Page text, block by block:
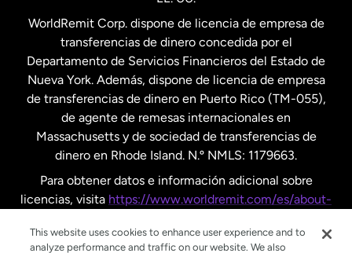
Suecia
WorldRemit Corp. dispone de licencia de empresa de
transferencias de dinero concedida por el
Departamento de Servicios Financieros del Estado de
Nueva York. Además, dispone de licencia de empresa
de transferencias de dinero en Puerto Rico (TM-055),
de agente de remesas internacionales en
Massachusetts y de sociedad de transferencias de
dinero en Rhode Island. N.º NMLS: 1179663.
Para obtener datos e información adicional sobre
licencias, visita https://www.worldremit.com/es/about-
This website uses cookies to enhance user experience and to
analyze performance and traffic on our website. We also